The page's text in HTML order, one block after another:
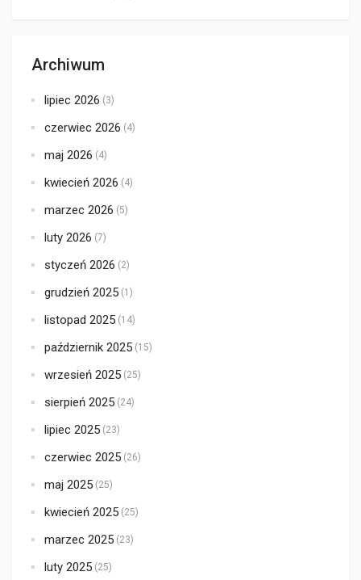
Archiwum
lipiec 2026 (3)
czerwiec 2026 (4)
maj 2026 (4)
kwiecień 2026 (4)
marzec 2026 (5)
luty 2026 (7)
styczeń 2026 (2)
grudzień 2025 (1)
listopad 2025 (14)
październik 2025 (15)
wrzesień 2025 (25)
sierpień 2025 (24)
lipiec 2025 (23)
czerwiec 2025 (26)
maj 2025 (25)
kwiecień 2025 (25)
marzec 2025 (23)
luty 2025 (25)